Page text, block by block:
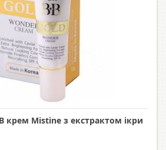
Mistine з екстрактом ікри